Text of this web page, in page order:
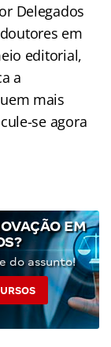
Delegados
em
editorial,
a
mais
se agora
EM
do assunto!